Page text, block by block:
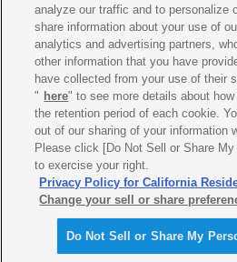
その他用品
イベント&エンターテイメント
オンラインショップ
企業情報
ご利用規約 推薦環境 プライバシーポリシ
analyze our traffic and to personalize
share information about your use of
analytics and advertising partners,
other information that you have
have collected from your use of their
" here" to see more details about
the retention period of each cookie.
out of our sharing of your information
Please click [Do Not Sell or Share
to exercise your right.
Privacy Policy for California
Change your sell or share
Do Not Sell or Share My